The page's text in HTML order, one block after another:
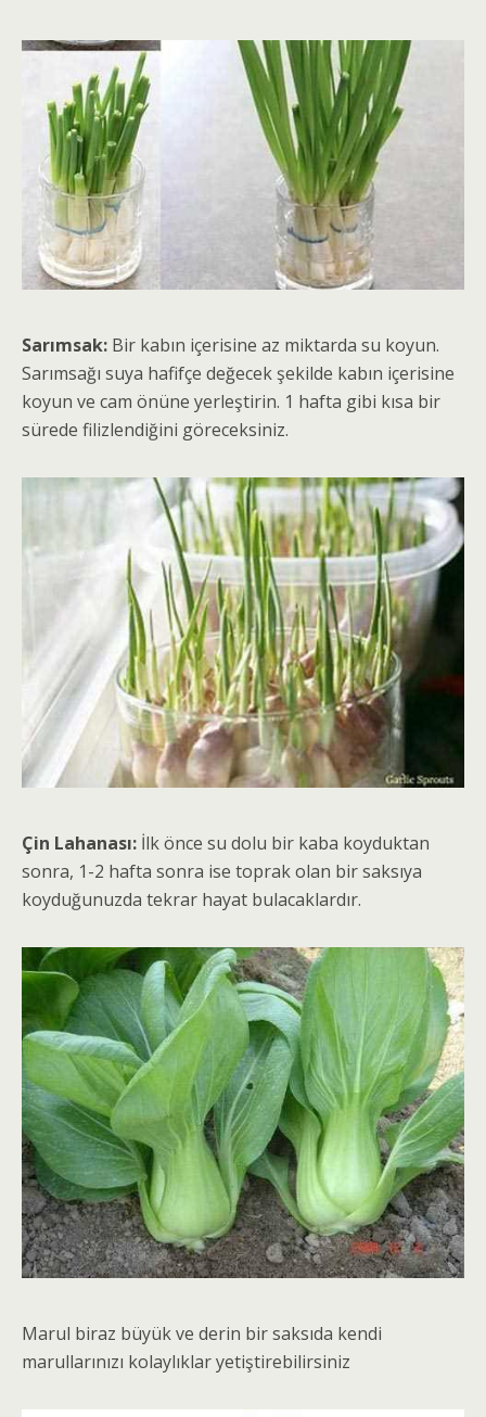
Sarımsak: Bir kabın içerisine az miktarda su koyun.
Sarımsağı suya hafifçe değecek şekilde kabın içerisine
koyun ve cam önüne yerleştirin. 1 hafta gibi kısa bir
sürede filizlendiğini göreceksiniz.
Çin Lahanası: İlk önce su dolu bir kaba koyduktan
sonra, 1-2 hafta sonra ise toprak olan bir saksıya
koyduğunuzda tekrar hayat bulacaklardır.
Marul biraz büyük ve derin bir saksıda kendi
marullarınızı kolaylıklar yetiştirebilirsiniz